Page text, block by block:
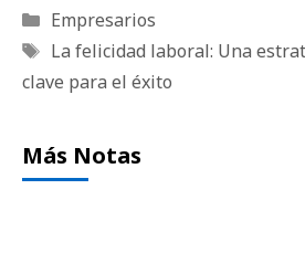
Categorías
Empresarios
Etiquetas
La felicidad laboral: Una
clave para el éxito
Más Notas